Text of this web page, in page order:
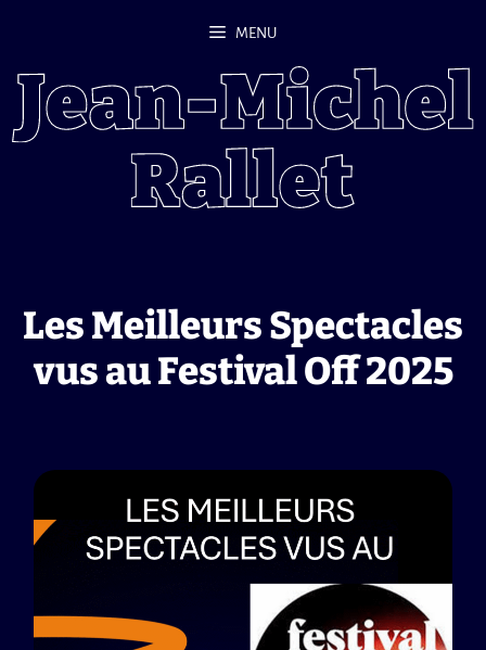
MENU
Les Meilleurs Spectacles
vus au Festival Off 2025